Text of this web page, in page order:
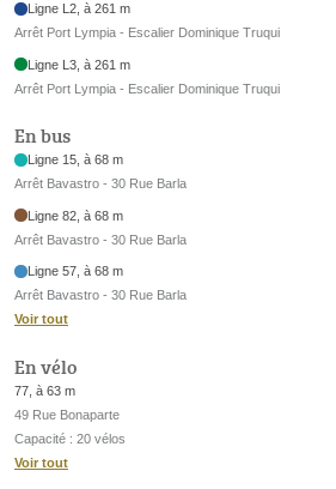
Ligne L2, à 261 m
Arrêt Port Lympia - Escalier Dominique Truqui
Ligne L3, à 261 m
Arrêt Port Lympia - Escalier Dominique Truqui
En bus
Ligne 15, à 68 m
Arrêt Bavastro - 30 Rue Barla
Ligne 82, à 68 m
Arrêt Bavastro - 30 Rue Barla
Ligne 57, à 68 m
Arrêt Bavastro - 30 Rue Barla
Voir tout
En vélo
77, à 63 m
49 Rue Bonaparte
Capacité : 20 vélos
Voir tout